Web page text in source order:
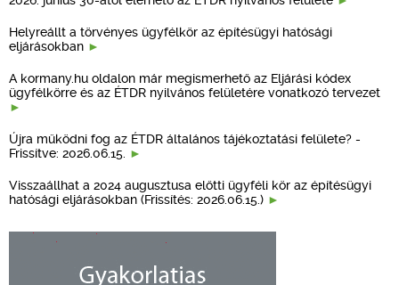
Helyreállt a törvényes ügyfélkör az építésügyi hatósági
eljárásokban
A kormany.hu oldalon már megismerhető az Eljárási kódex
ügyfélkörre és az ÉTDR nyilvános felületére vonatkozó tervezet
Újra működni fog az ÉTDR általános tájékoztatási felülete? -
Frissítve: 2026.06.15.
Visszaállhat a 2024 augusztusa előtti ügyféli kör az építésügyi
hatósági eljárásokban (Frissítés: 2026.06.15.)